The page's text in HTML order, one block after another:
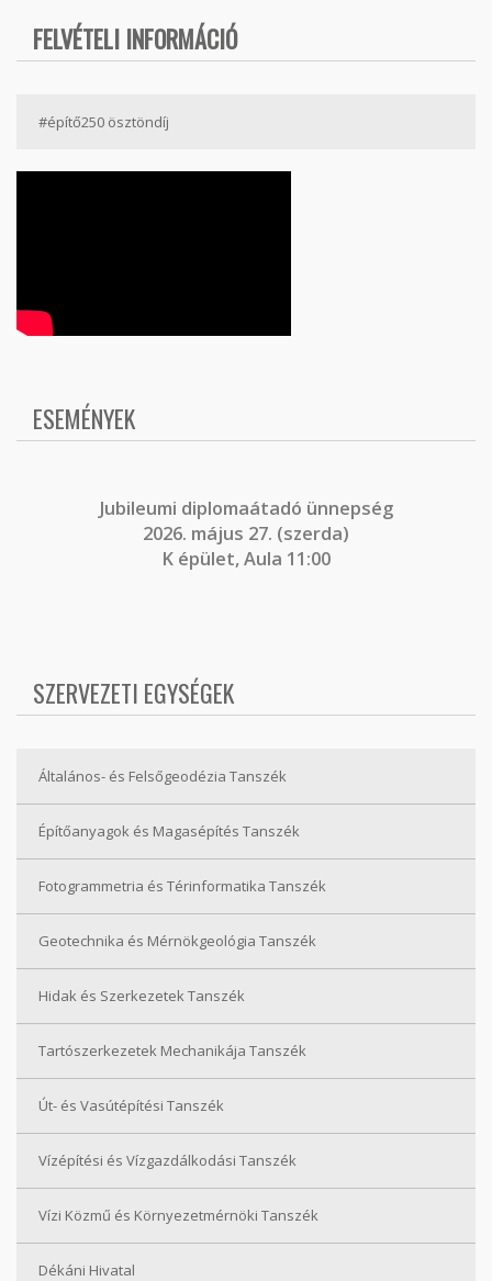
FELVÉTELI INFORMÁCIÓ
#építő250 ösztöndíj
ESEMÉNYEK
Jubileumi diplomaátadó ünnepség
2026. május 27. (szerda)
K épület, Aula 11:00
SZERVEZETI EGYSÉGEK
Általános- és Felsőgeodézia Tanszék
Építőanyagok és Magasépítés Tanszék
Fotogrammetria és Térinformatika Tanszék
Geotechnika és Mérnökgeológia Tanszék
Hidak és Szerkezetek Tanszék
Tartószerkezetek Mechanikája Tanszék
Út- és Vasútépítési Tanszék
Vízépítési és Vízgazdálkodási Tanszék
Vízi Közmű és Környezetmérnöki Tanszék
Dékáni Hivatal